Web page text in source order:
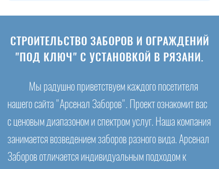
СТРОИТЕЛЬСТВО ЗАБОРОВ И ОГРАЖДЕНИЙ
"ПОД КЛЮЧ" С УСТАНОВКОЙ В РЯЗАНИ.
Мы радушно приветствуем каждого посетителя
нашего сайта "Арсенал Заборов". Проект ознакомит вас
с ценовым диапазоном и спектром услуг. Наша компания
занимается возведением заборов разного вида. Арсенал
Заборов отличается индивидуальным подходом к